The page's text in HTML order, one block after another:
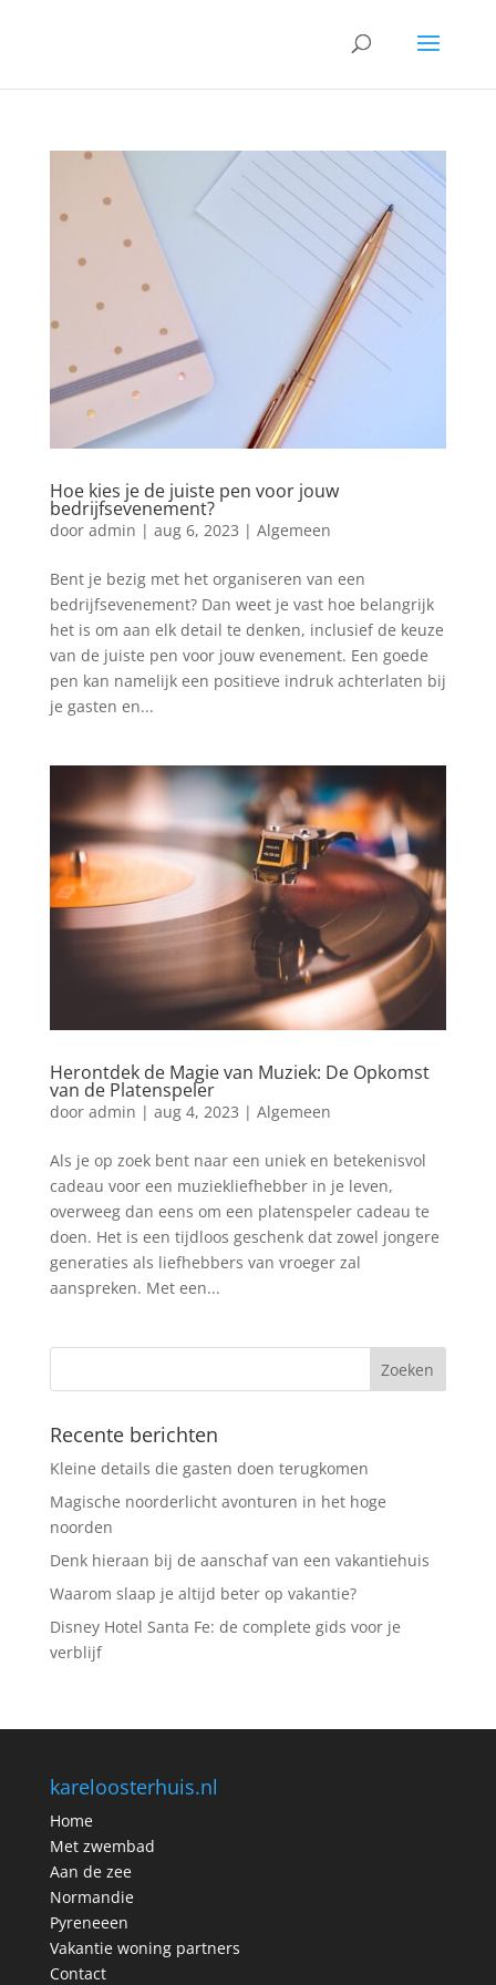
Hoe kies je de juiste pen voor jouw
bedrijfsevenement?
door admin | aug 6, 2023 | Algemeen
Bent je bezig met het organiseren van een
bedrijfsevenement? Dan weet je vast hoe belangrijk
het is om aan elk detail te denken, inclusief de keuze
van de juiste pen voor jouw evenement. Een goede
pen kan namelijk een positieve indruk achterlaten bij
je gasten en...
Herontdek de Magie van Muziek: De Opkomst
van de Platenspeler
door admin | aug 4, 2023 | Algemeen
Als je op zoek bent naar een uniek en betekenisvol
cadeau voor een muziekliefhebber in je leven,
overweeg dan eens om een platenspeler cadeau te
doen. Het is een tijdloos geschenk dat zowel jongere
generaties als liefhebbers van vroeger zal
aanspreken. Met een...
Recente berichten
Kleine details die gasten doen terugkomen
Magische noorderlicht avonturen in het hoge
noorden
Denk hieraan bij de aanschaf van een vakantiehuis
Waarom slaap je altijd beter op vakantie?
Disney Hotel Santa Fe: de complete gids voor je
verblijf
kareloosterhuis.nl
Home
Met zwembad
Aan de zee
Normandie
Pyreneeen
Vakantie woning partners
Contact